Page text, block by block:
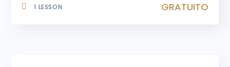
1 LESSON GRATUITO